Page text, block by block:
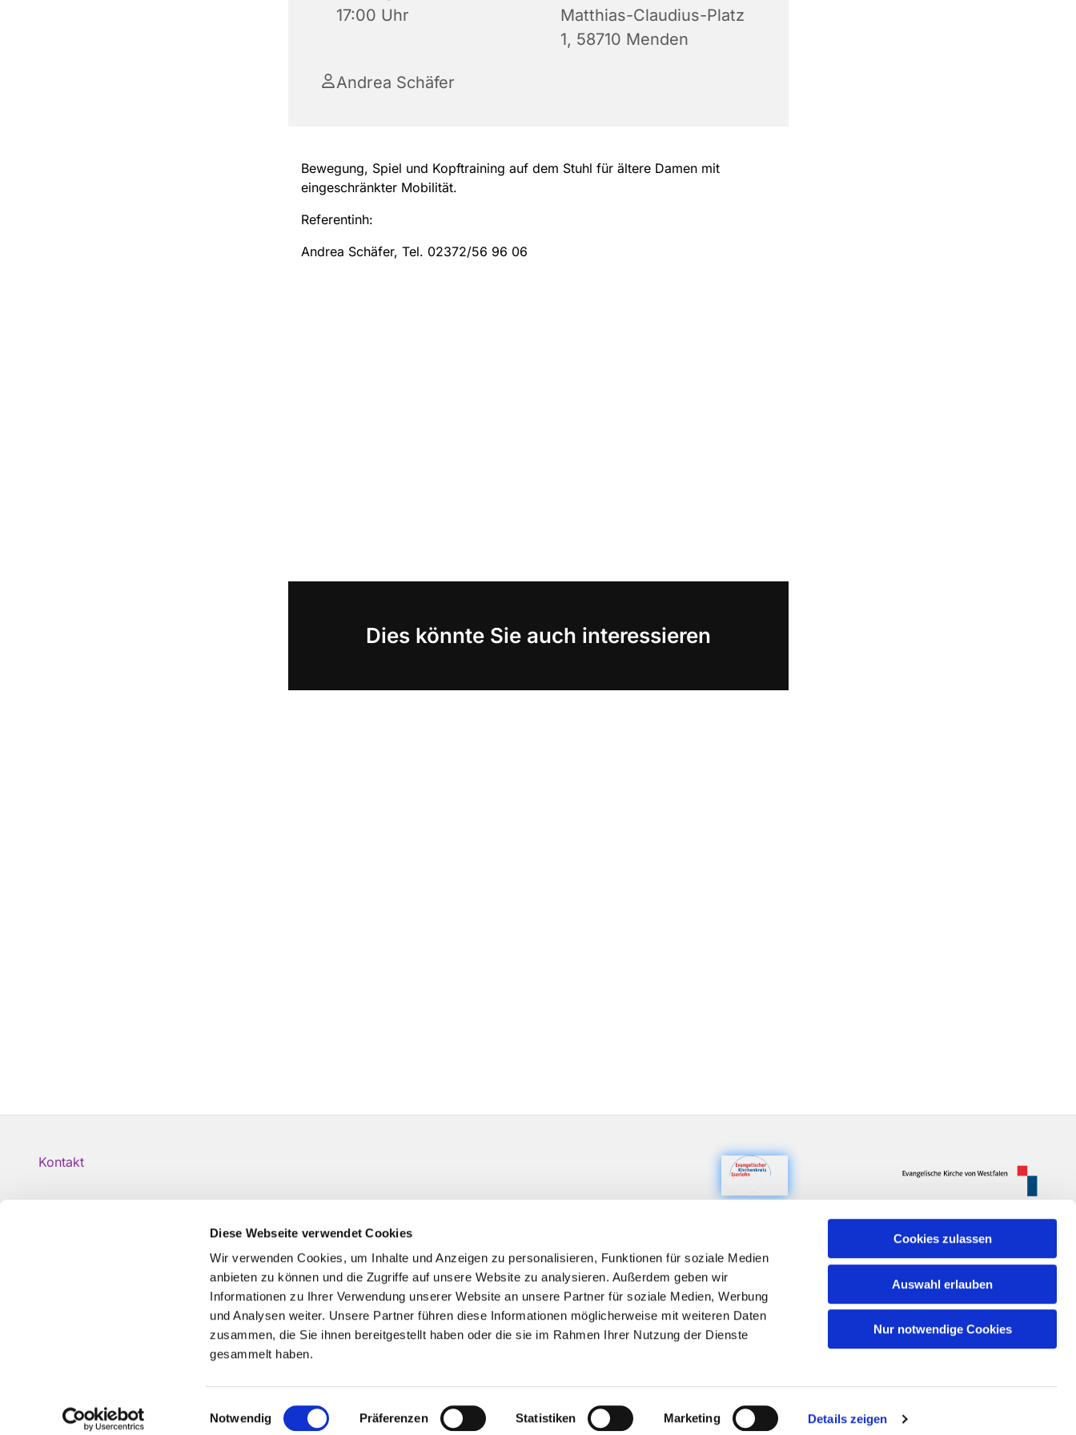
Diese Webseite verwendet Cookies
Wir verwenden Cookies, um Inhalte und Anzeigen zu personalisieren, Funktionen für soziale Medien
anbieten zu können und die Zugriffe auf unsere Website zu analysieren. Außerdem geben wir
Informationen zu Ihrer Verwendung unserer Website an unsere Partner für soziale Medien, Werbung
und Analysen weiter. Unsere Partner führen diese Informationen möglicherweise mit weiteren Daten
zusammen, die Sie ihnen bereitgestellt haben oder die sie im Rahmen Ihrer Nutzung der Dienste
gesammelt haben.
Einwilligungsauswahl
Notwendig Präferenzen Statistiken Marketing Details zeigen
Cookies zulassen
Auswahl erlauben
Nur notwendige Cookies
17:00 Uhr
Matthias-Claudius-Platz
1, 58710 Menden
Andrea Schäfer
Bewegung, Spiel und Kopftraining auf dem Stuhl für ältere Damen mit
eingeschränkter Mobilität.
Referentinh:
Andrea Schäfer, Tel. 02372/56 96 06
Dies könnte Sie auch interessieren
Kontakt
Impressum Datenschutzerklärung ChurchDesk-Login